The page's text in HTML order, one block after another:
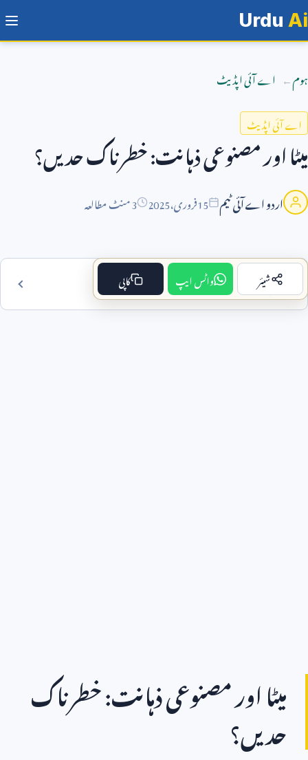
Urdu Ai
ہوم اے آئی اپڈیٹ
اے آئی اپڈیٹ
میٹا اور مصنوعی ذہانت: خطرناک حدیں؟
اردو اے آئی ٹیم 15فروری،2025 3 منٹ مطالعہ
فہرست مضمون
میٹا اور مصنوعی ذہانت: خطرناک
حدیں؟
شیئر واٹس ایپ کاپی